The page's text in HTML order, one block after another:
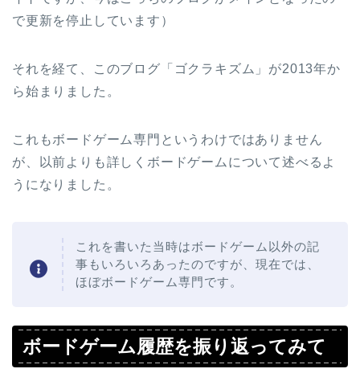
で更新を停止しています）
それを経て、このブログ「ゴクラキズム」が2013年か
ら始まりました。
これもボードゲーム専門というわけではありません
が、以前よりも詳しくボードゲームについて述べるよ
うになりました。
これを書いた当時はボードゲーム以外の記
事もいろいろあったのですが、現在では、
ほぼボードゲーム専門です。
ボードゲーム履歴を振り返ってみて